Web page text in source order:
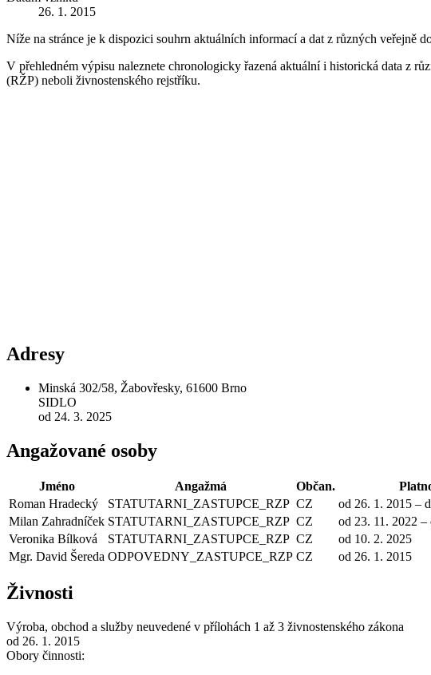
26. 1. 2015
Níže na stránce je k dispozici souhrn aktuálních informací a dat z různých veřejně
V přehledném výpisu naleznete chronologicky řazená aktuální i historická data z
(RŽP) neboli živnostenského rejstříku.
Adresy
Minská 302/58, Žabovřesky, 61600 Brno
SIDLO
od 24. 3. 2025
Angažované osoby
Jméno Angažmá Občan.
Roman Hradecký
STATUTARNI_ZASTUPCE_RZP CZ
od 26. 1. 2015 –
Milan Zahradníček STATUTARNI_ZASTUPCE_RZP CZ
od 23. 11. 2022
Veronika Bílková
STATUTARNI_ZASTUPCE_RZP CZ
od 10. 2. 2025
Mgr. David Šereda ODPOVEDNY_ZASTUPCE_RZP CZ od 26. 1. 2015
Živnosti
Výroba, obchod a služby neuvedené v přílohách 1 až 3 živnostenského zákona
od 26. 1. 2015
Obory činnosti: